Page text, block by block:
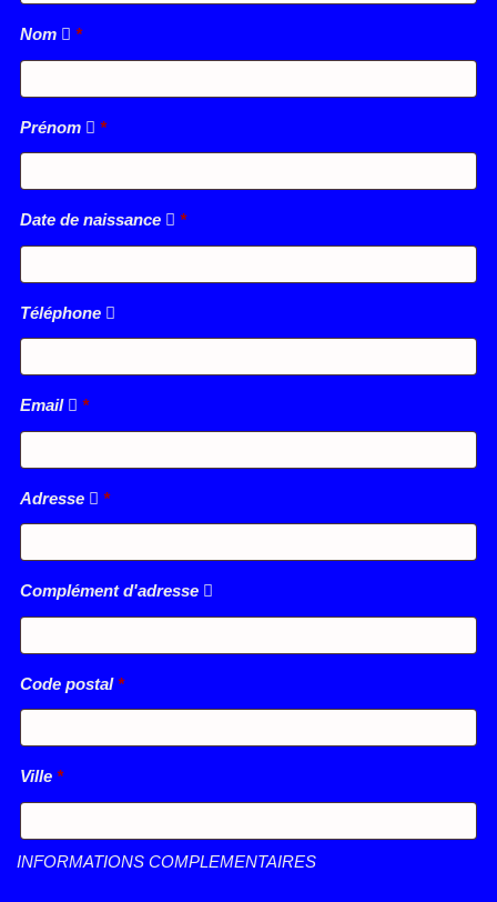
Nom *
Prénom *
Date de naissance *
Téléphone
Email *
Adresse *
Complément d'adresse
Code postal*
Ville *
INFORMATIONS COMPLEMENTAIRES